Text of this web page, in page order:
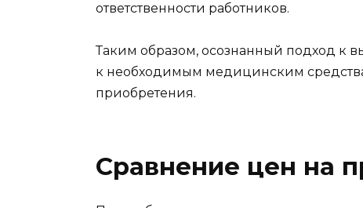
ответственности работников.
Таким образом, осознанный подход к
к необходимым медицинским
приобретения.
Сравнение цен на